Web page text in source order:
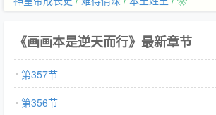
《画画本是逆天而行》最新章节
第357节
第356节